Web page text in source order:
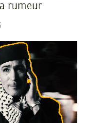
rumeur